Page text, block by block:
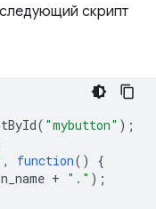
скрипт
( "mybutton" );
, function()
{
+ "." );